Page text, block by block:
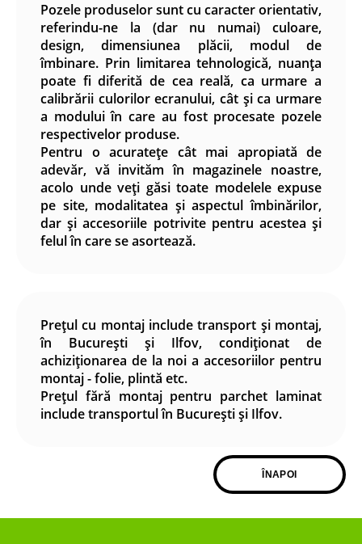
Pozele produselor sunt cu caracter orientativ,
referindu-ne la (dar nu numai) culoare,
design, dimensiunea plăcii, modul de
îmbinare. Prin limitarea tehnologică, nuanța
poate fi diferită de cea reală, ca urmare a
calibrării culorilor ecranului, cât și ca urmare
a modului în care au fost procesate pozele
respectivelor produse.
Pentru o acuratețe cât mai apropiată de
adevăr, vă invităm în magazinele noastre,
acolo unde veți găsi toate modelele expuse
pe site, modalitatea și aspectul îmbinărilor,
dar și accesoriile potrivite pentru acestea și
felul în care se asortează.
Prețul cu montaj include transport și montaj,
în București și Ilfov, condiționat de
achiziționarea de la noi a accesoriilor pentru
montaj - folie, plintă etc.
Prețul fără montaj pentru parchet laminat
include transportul în București și Ilfov.
ÎNAPOI